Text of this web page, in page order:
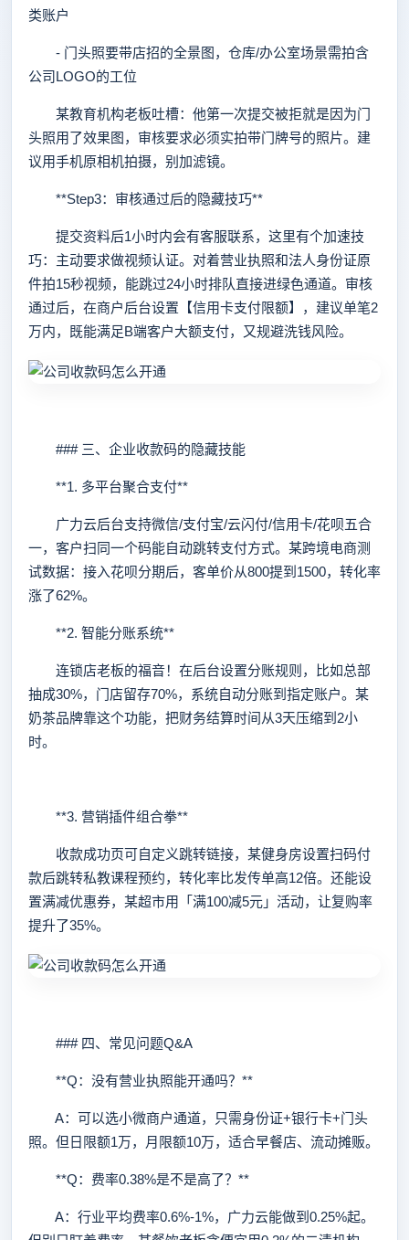
类账户
- 门头照要带店招的全景图，仓库/办公室场景需拍含
公司LOGO的工位
某教育机构老板吐槽：他第一次提交被拒就是因为门
头照用了效果图，审核要求必须实拍带门牌号的照片。建
议用手机原相机拍摄，别加滤镜。
**Step3：审核通过后的隐藏技巧**
提交资料后1小时内会有客服联系，这里有个加速技
巧：主动要求做视频认证。对着营业执照和法人身份证原
件拍15秒视频，能跳过24小时排队直接进绿色通道。审核
通过后，在商户后台设置【信用卡支付限额】，建议单笔2
万内，既能满足B端客户大额支付，又规避洗钱风险。
### 三、企业收款码的隐藏技能
**1. 多平台聚合支付**
广力云后台支持微信/支付宝/云闪付/信用卡/花呗五合
一，客户扫同一个码能自动跳转支付方式。某跨境电商测
试数据：接入花呗分期后，客单价从800提到1500，转化率
涨了62%。
**2. 智能分账系统**
连锁店老板的福音！在后台设置分账规则，比如总部
抽成30%，门店留存70%，系统自动分账到指定账户。某
奶茶品牌靠这个功能，把财务结算时间从3天压缩到2小
时。
**3. 营销插件组合拳**
收款成功页可自定义跳转链接，某健身房设置扫码付
款后跳转私教课程预约，转化率比发传单高12倍。还能设
置满减优惠券，某超市用「满100减5元」活动，让复购率
提升了35%。
### 四、常见问题Q&A
**Q：没有营业执照能开通吗？**
A：可以选小微商户通道，只需身份证+银行卡+门头
照。但日限额1万，月限额10万，适合早餐店、流动摊贩。
**Q：费率0.38%是不是高了？**
A：行业平均费率0.6%-1%，广力云能做到0.25%起。